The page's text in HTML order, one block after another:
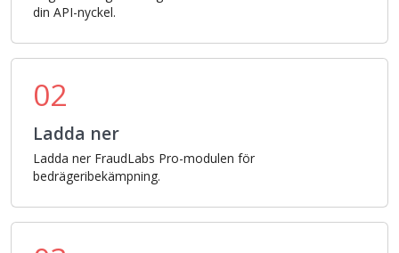
din API-nyckel.
02
Ladda ner
Ladda ner FraudLabs Pro-modulen för
bedrägeribekämpning.